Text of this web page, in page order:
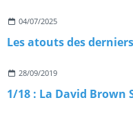
04/07/2025
28/09/2019